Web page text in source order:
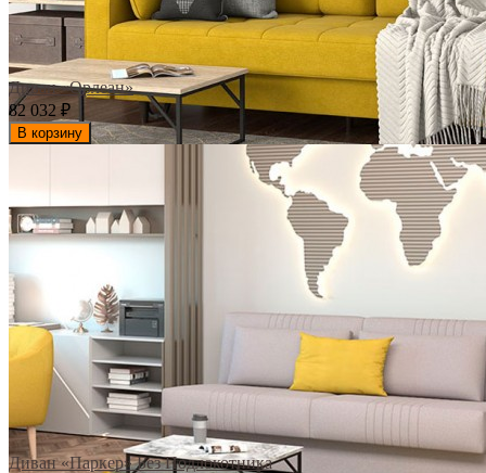
Диван «Орлеан»
82 032 ₽
В корзину
Диван «Паркер» Без Подлокотника